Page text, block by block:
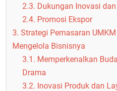
2.3. Dukungan Inovasi
2.4. Promosi Ekspor
3. Strategi Pemasaran
Mengelola Bisnisnya
3.1. Memperkenalkan
Drama
3.2. Inovasi Produk dan